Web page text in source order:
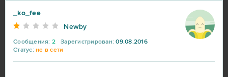
_ko_fee
Newby
Сообщения: 2 Зарегистрирован: 09.08.2016
Статус: не в сети
14
CSGO Prime (B2P) 13